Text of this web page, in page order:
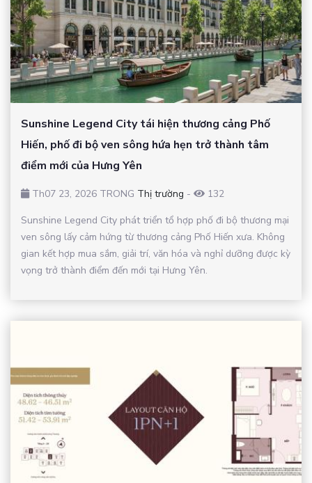
Sunshine Legend City tái hiện thương cảng Phố
Hiến, phố đi bộ ven sông hứa hẹn trở thành tâm
điểm mới của Hưng Yên
Th07 23, 2026 TRONG Thị trường -
132
Sunshine Legend City phát triển tổ hợp phố đi bộ thương mại
ven sông lấy cảm hứng từ thương cảng Phố Hiến xưa. Không
gian kết hợp mua sắm, giải trí, văn hóa và nghỉ dưỡng được kỳ
vọng trở thành điểm đến mới tại Hưng Yên.